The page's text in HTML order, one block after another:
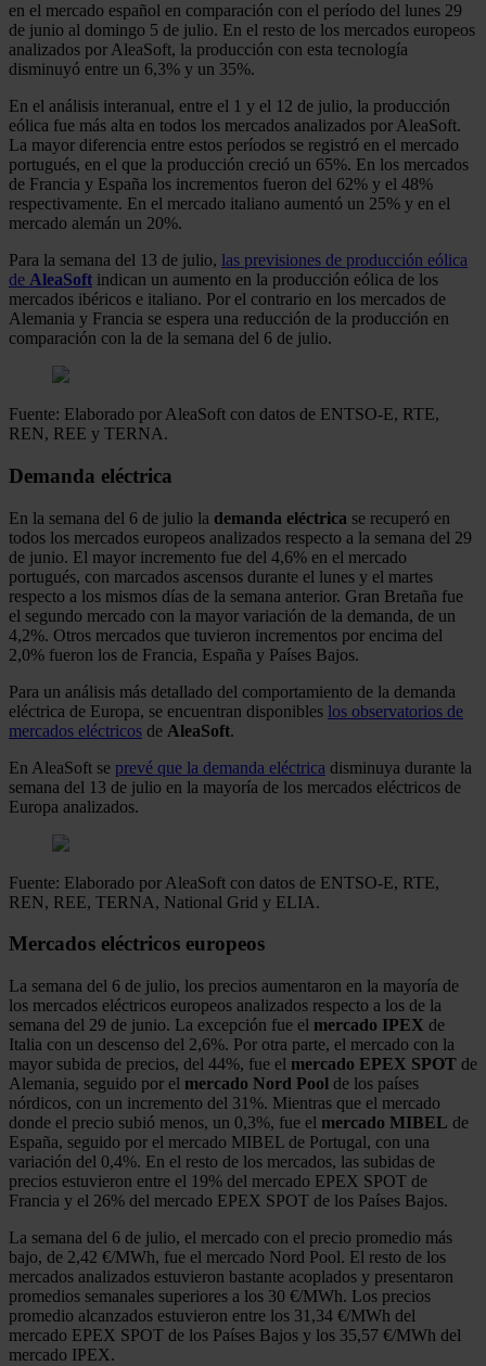
en el mercado español en comparación con el período del lunes 29
de junio al domingo 5 de julio. En el resto de los mercados europeos
analizados por AleaSoft, la producción con esta tecnología
disminuyó entre un 6,3% y un 35%.
En el análisis interanual, entre el 1 y el 12 de julio, la producción
eólica fue más alta en todos los mercados analizados por AleaSoft.
La mayor diferencia entre estos períodos se registró en el mercado
portugués, en el que la producción creció un 65%. En los mercados
de Francia y España los incrementos fueron del 62% y el 48%
respectivamente. En el mercado italiano aumentó un 25% y en el
mercado alemán un 20%.
Para la semana del 13 de julio, las previsiones de producción eólica
de AleaSoft indican un aumento en la producción eólica de los
mercados ibéricos e italiano. Por el contrario en los mercados de
Alemania y Francia se espera una reducción de la producción en
comparación con la de la semana del 6 de julio.
Fuente: Elaborado por AleaSoft con datos de ENTSO-E, RTE,
REN, REE y TERNA.
Demanda eléctrica
En la semana del 6 de julio la demanda eléctrica se recuperó en
todos los mercados europeos analizados respecto a la semana del 29
de junio. El mayor incremento fue del 4,6% en el mercado
portugués, con marcados ascensos durante el lunes y el martes
respecto a los mismos días de la semana anterior. Gran Bretaña fue
el segundo mercado con la mayor variación de la demanda, de un
4,2%. Otros mercados que tuvieron incrementos por encima del
2,0% fueron los de Francia, España y Países Bajos.
Para un análisis más detallado del comportamiento de la demanda
eléctrica de Europa, se encuentran disponibles los observatorios de
mercados eléctricos de AleaSoft.
En AleaSoft se prevé que la demanda eléctrica disminuya durante la
semana del 13 de julio en la mayoría de los mercados eléctricos de
Europa analizados.
Fuente: Elaborado por AleaSoft con datos de ENTSO-E, RTE,
REN, REE, TERNA, National Grid y ELIA.
Mercados eléctricos europeos
La semana del 6 de julio, los precios aumentaron en la mayoría de
los mercados eléctricos europeos analizados respecto a los de la
semana del 29 de junio. La excepción fue el mercado IPEX de
Italia con un descenso del 2,6%. Por otra parte, el mercado con la
mayor subida de precios, del 44%, fue el mercado EPEX SPOT de
Alemania, seguido por el mercado Nord Pool de los países
nórdicos, con un incremento del 31%. Mientras que el mercado
donde el precio subió menos, un 0,3%, fue el mercado MIBEL de
España, seguido por el mercado MIBEL de Portugal, con una
variación del 0,4%. En el resto de los mercados, las subidas de
precios estuvieron entre el 19% del mercado EPEX SPOT de
Francia y el 26% del mercado EPEX SPOT de los Países Bajos.
La semana del 6 de julio, el mercado con el precio promedio más
bajo, de 2,42 €/MWh, fue el mercado Nord Pool. El resto de los
mercados analizados estuvieron bastante acoplados y presentaron
promedios semanales superiores a los 30 €/MWh. Los precios
promedio alcanzados estuvieron entre los 31,34 €/MWh del
mercado EPEX SPOT de los Países Bajos y los 35,57 €/MWh del
mercado IPEX.